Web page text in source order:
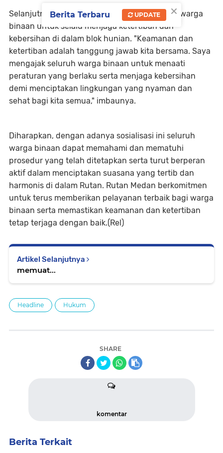
Selanjutnya, KPR juga mengingatkan seluruh warga
binaan untuk selalu menjaga ketertiban dan
kebersihan di dalam blok hunian. "Keamanan dan
ketertiban adalah tanggung jawab kita bersama. Saya
mengajak seluruh warga binaan untuk menaati
peraturan yang berlaku serta menjaga kebersihan
demi menciptakan lingkungan yang nyaman dan
sehat bagi kita semua," imbaunya.
Diharapkan, dengan adanya sosialisasi ini seluruh
warga binaan dapat memahami dan mematuhi
prosedur yang telah ditetapkan serta turut berperan
aktif dalam menciptakan suasana yang tertib dan
harmonis di dalam Rutan. Rutan Medan berkomitmen
untuk terus memberikan pelayanan terbaik bagi warga
binaan serta memastikan keamanan dan ketertiban
tetap terjaga dengan baik.(Rel)
Artikel Selanjutnya
memuat...
Headline Hukum
SHARE
komentar
Berita Terkait
×
Berita Terbaru UPDATE